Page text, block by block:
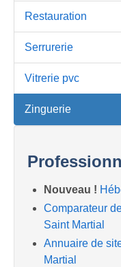
Restauration
Serrurerie
Vitrerie pvc
Zinguerie
Nouveau !
Comparateur
Saint Martial
Annuaire de
Martial